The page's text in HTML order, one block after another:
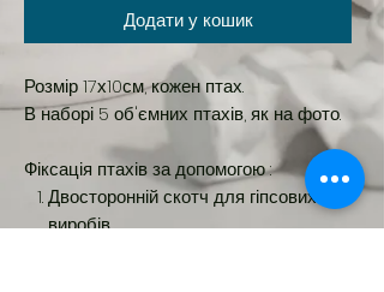
Додати у кошик
Розмір 17х10см, кожен птах.
В наборі 5 об'ємних птахів, як на фото.
Фіксація птахів за допомогою :
Двосторонній скотч для гіпсових
виробів.